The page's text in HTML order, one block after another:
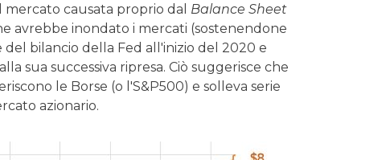
causata proprio dal Balance Sheet
avrebbe inondato i mercati (sostenendone
bilancio della Fed all'inizio del 2020 e
sua successiva ripresa. Ciò suggerisce che
le Borse (o l'S&P500) e solleva serie
azionario.